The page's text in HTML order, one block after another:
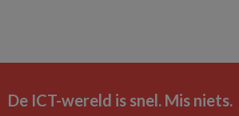
De ICT-wereld is snel. Mis niets.